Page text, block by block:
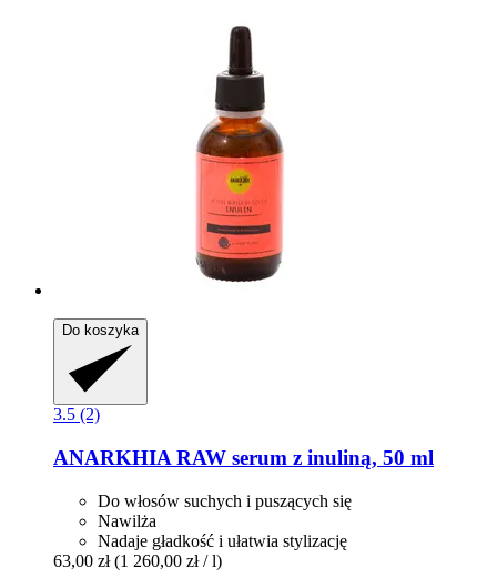
Do koszyka
3.5 (2)
ANARKHIA RAW serum z inuliną, 50 ml
Do włosów suchych i puszących się
Nawilża
Nadaje gładkość i ułatwia stylizację
63,00 zł (1 260,00 zł / l)